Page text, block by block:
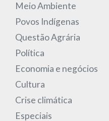
Meio Ambiente
Povos Indígenas
Questão Agrária
Política
Economia e negócios
Cultura
Crise climática
Especiais